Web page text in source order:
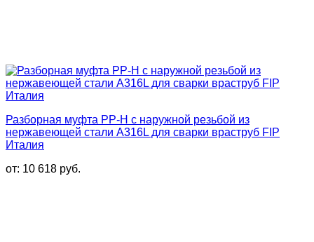
Разборная муфта PP-H с наружной резьбой из
нержавеющей стали A316L для сварки враструб FIP
Италия
от: 10 618 руб.